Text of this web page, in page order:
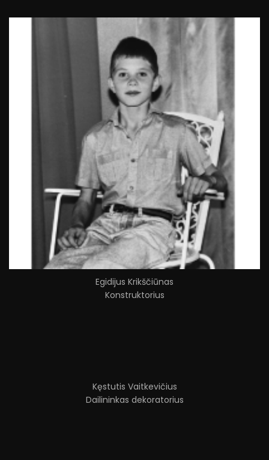
Egidijus Krikščiūnas
Konstruktorius
Kęstutis Vaitkevičius
Dailininkas dekoratorius